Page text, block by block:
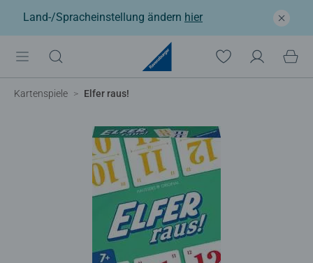
Land-/Spracheinstellung ändern hier
Kartenspiele Elfer raus!